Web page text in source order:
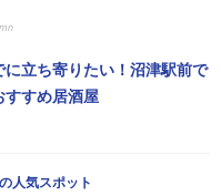
に立ち寄りたい！沼津駅前で
すすめ居酒屋
人気スポット